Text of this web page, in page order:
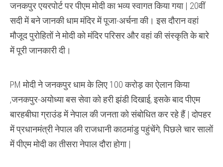
ने
धाम
लिए
करोड़
जनकपुर एयरपोर्ट पर पीएम मोदी का भव्य स्वागत किया गया | 20वीं
सदी में बने जानकी धाम मंदिर में पूजा-अर्चना की। इस दौरान वहां
मौजूद पुरोहितों ने मोदी को मंदिर परिसर और वहां की संस्कृति के बारे
में पूरी जानकारी दी।
PM मोदी ने जनकपुर धाम के लिए 100 करोड़ का ऐलान किया
,जनकपुर-अयोध्या बस सेवा को हरी झंडी दिखाई, इसके बाद पीएम
बारहबीघा ग्राउंड में नेपाल की जनता को संबोधित कर रहे हैं | दोपहर
में प्रधानमंत्री नेपाल की राजधानी काठमांडु पहुंचेंगे, पिछले चार सालों
में पीएम मोदी का तीसरा नेपाल दौरा होगा |